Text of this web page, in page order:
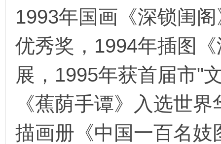
1993年国画《深锁闺
优秀奖，1994年插图
展，1995年获首届市"
《蕉荫手谭》入选世
描画册《中国一百名